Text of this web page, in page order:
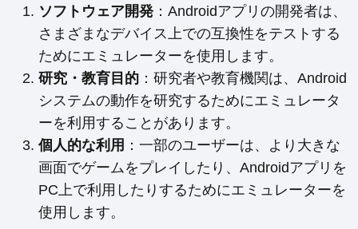
ソフトウェア開発 ：Androidアプリの開発者は、
さまざまなデバイス上での互換性をテストする
ためにエミュレーターを使用します。
研究・教育目的 ：研究者や教育機関は、Android
システムの動作を研究するためにエミュレータ
ーを利用することがあります。
個人的な利用 ：一部のユーザーは、より大きな
画面でゲームをプレイしたり、Androidアプリを
PC上で利用したりするためにエミュレーターを
使用します。